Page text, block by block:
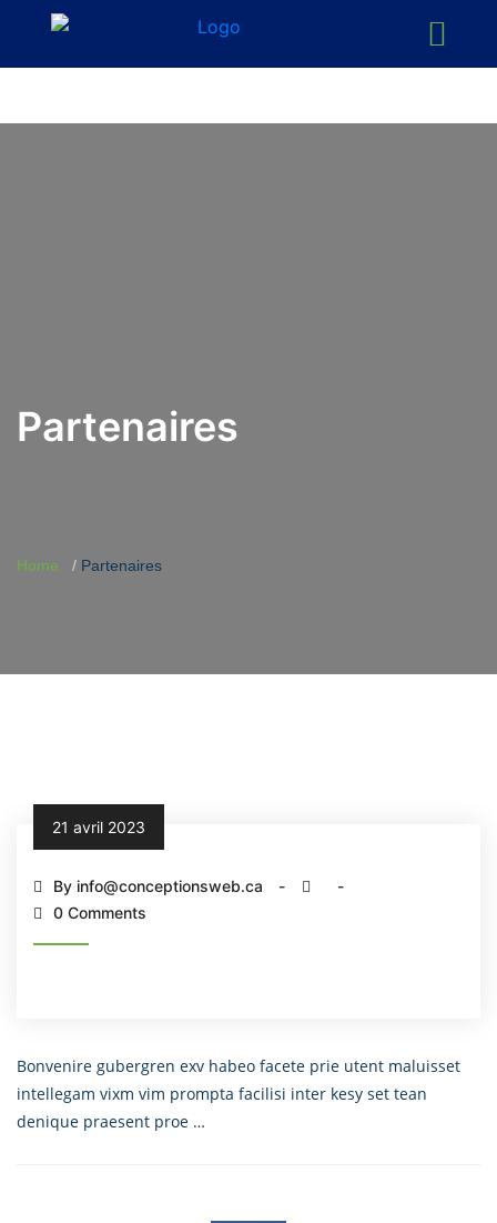
Partenaires
Home Partenaires
21 avril 2023
By info@conceptionsweb.ca
0 Comments
Bonvenire gubergren exv habeo facete prie utent maluisset
intellegam vixm vim prompta facilisi inter kesy set tean
denique praesent proe …